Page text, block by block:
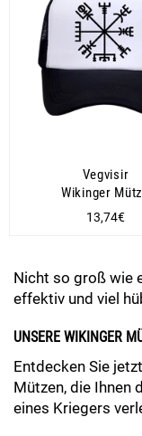
Vegvisir
Wikinger
Normaler
13,74€
Nicht so groß wie
effektiv und viel
UNSERE WIKINGER
Entdecken Sie
Mützen, die Ihnen
eines Kriegers